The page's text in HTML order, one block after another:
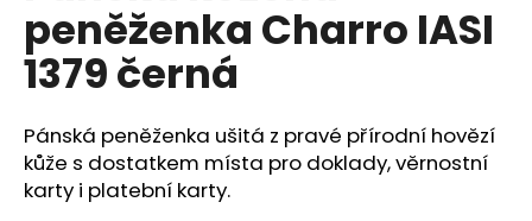
peněženka Charro IASI
1379 černá
Pánská peněženka ušitá z pravé přírodní hovězí
kůže s dostatkem místa pro doklady, věrnostní
karty i platební karty.
p
o
r
č
u
j